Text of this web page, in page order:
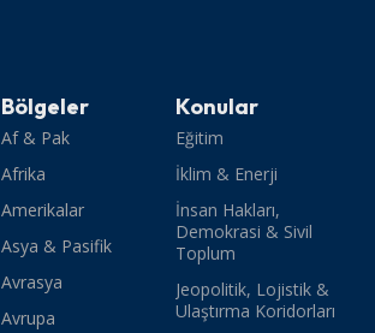
Bölgeler
Af & Pak
Afrika
Amerikalar
Asya & Pasifik
Avrasya
Avrupa
Konular
Eğitim
İklim & Enerji
İnsan Hakları,
Demokrasi & Sivil
Toplum
Jeopolitik, Lojistik &
Ulaştırma Koridorları